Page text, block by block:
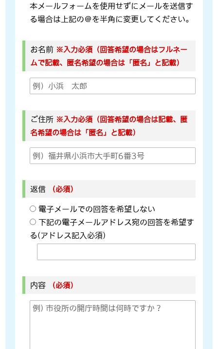
本メールフォームを使用せずにメールを送信す
る場合は上記の＠を半角に変更してください。
お名前 ※入力必須（回答希望の場合はフルネー
ムで記載、匿名希望の場合は「匿名」と記載）
ご住所 ※入力必須（回答希望の場合は記載、匿
名希望の場合は「匿名」と記載）
返信 （必須）
電子メールでの回答を希望しない
下記の電子メールアドレス宛の回答を希望す
る(アドレス記入必須)
内容 （必須）